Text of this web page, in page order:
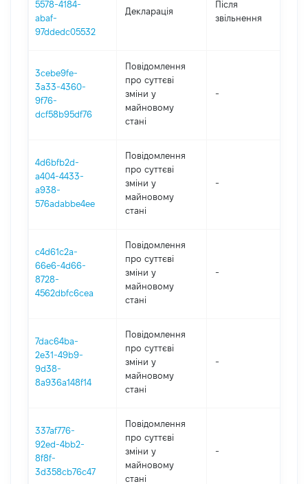
5578-4184-
abaf-
97ddedc05532
Декларація
Після
звільнення
3cebe9fe-
3a33-4360-
9f76-
dcf58b95df76
Повідомлення
про суттєві
зміни y
майновому
стані
-
4d6bfb2d-
a404-4433-
a938-
576adabbe4ee
Повідомлення
про суттєві
зміни y
майновому
стані
-
c4d61c2a-
66e6-4d66-
8728-
4562dbfc6cea
Повідомлення
про суттєві
зміни y
майновому
стані
-
7dac64ba-
2e31-49b9-
9d38-
8a936a148f14
Повідомлення
про суттєві
зміни y
майновому
стані
-
337af776-
92ed-4bb2-
8f8f-
3d358cb76c47
Повідомлення
про суттєві
зміни y
майновому
стані
-